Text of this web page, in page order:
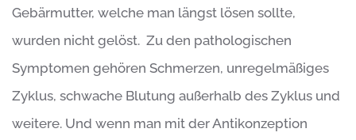
Gebärmutter, welche man längst lösen sollte,
wurden nicht gelöst. Zu den pathologischen
Symptomen gehören Schmerzen, unregelmäßiges
Zyklus, schwache Blutung außerhalb des Zyklus und
weitere. Und wenn man mit der Antikonzeption